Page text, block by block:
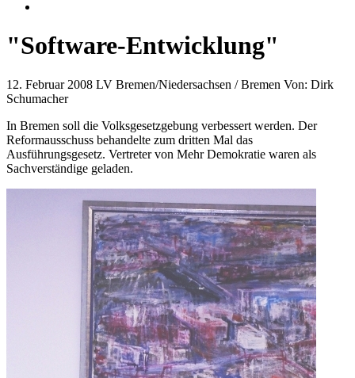
"Software-Entwicklung"
12. Februar 2008 LV Bremen/Niedersachsen / Bremen Von: Dirk
Schumacher
In Bremen soll die Volksgesetzgebung verbessert werden. Der
Reformausschuss behandelte zum dritten Mal das
Ausführungsgesetz. Vertreter von Mehr Demokratie waren als
Sachverständige geladen.